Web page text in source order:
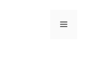
메